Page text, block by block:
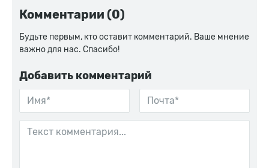
Комментарии (0)
Будьте первым, кто оставит комментарий. Ваше мнение
важно для нас. Спасибо!
Добавить комментарий